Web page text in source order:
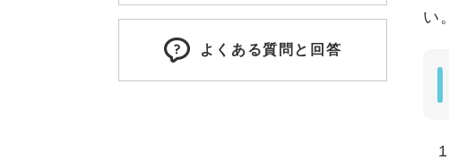
い。
よくある質問と回答